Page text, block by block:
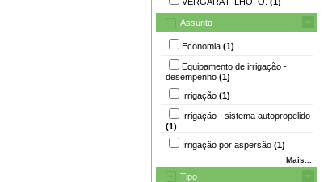
Assunto
Economia (1)
Equipamento de irrigação -
desempenho (1)
Irrigação (1)
Irrigação - sistema autopropelido
(1)
Irrigação por aspersão (1)
Mais...
Tipo